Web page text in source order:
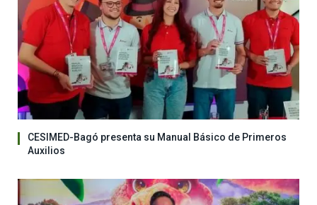
CESIMED-Bagó presenta su Manual Básico de Primeros
Auxilios